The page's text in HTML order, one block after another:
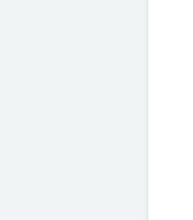
calligraphy,